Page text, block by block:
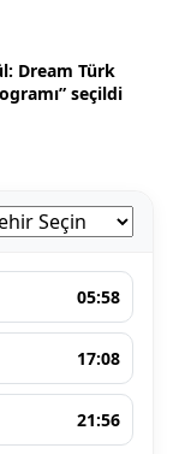
Dream Türk
seçildi
05:58
17:08
21:56